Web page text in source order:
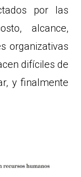
por las
alcance,
organizativas
difíciles de
y finalmente